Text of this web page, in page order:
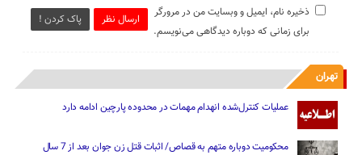
ارسال نظر پاک کردن !
ذخیره نام، ایمیل و وبسایت من در مرورگر
برای زمانی که دوباره دیدگاهی می‌نویسم.
تهران
عملیات کنترل‌شده انهدام مهمات در محدوده پارچین ادامه دارد
محکومیت دوباره متهم به قصاص/ اثبات قتل زن جوان بعد از 7 سال